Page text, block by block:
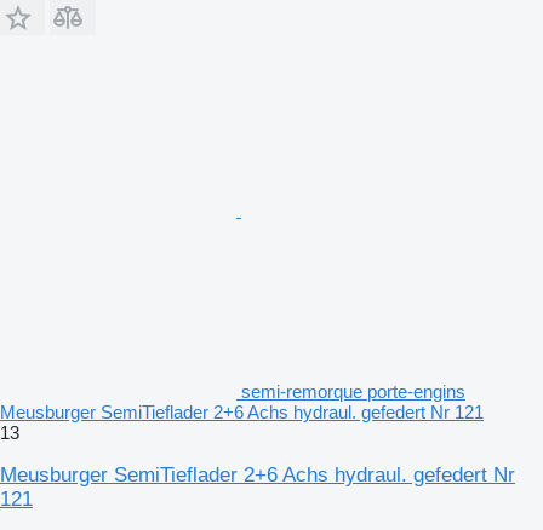
semi-remorque porte-engins
Meusburger SemiTieflader 2+6 Achs hydraul. gefedert Nr 121
13
Meusburger SemiTieflader 2+6 Achs hydraul. gefedert Nr
121